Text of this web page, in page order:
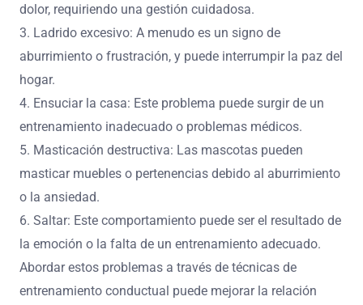
dolor, requiriendo una gestión cuidadosa.
3. Ladrido excesivo: A menudo es un signo de
aburrimiento o frustración, y puede interrumpir la paz del
hogar.
4. Ensuciar la casa: Este problema puede surgir de un
entrenamiento inadecuado o problemas médicos.
5. Masticación destructiva: Las mascotas pueden
masticar muebles o pertenencias debido al aburrimiento
o la ansiedad.
6. Saltar: Este comportamiento puede ser el resultado de
la emoción o la falta de un entrenamiento adecuado.
Abordar estos problemas a través de técnicas de
entrenamiento conductual puede mejorar la relación